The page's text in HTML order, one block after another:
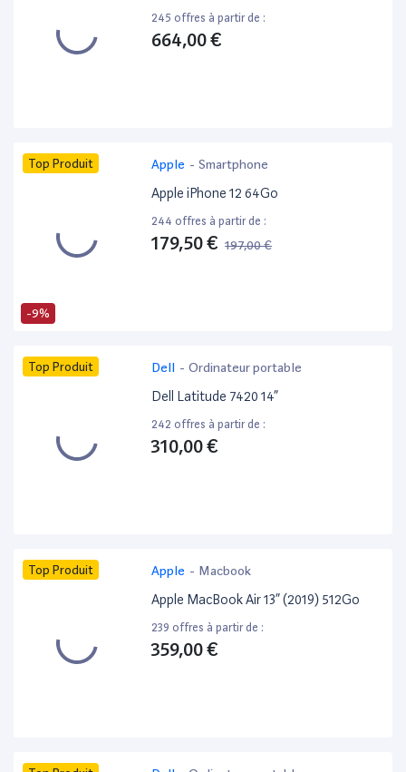
245 offres à partir de :
664,00 €
-9%
Top Produit Apple - Smartphone
Apple iPhone 12 64Go
244 offres à partir de :
179,50 € 197,00 €
Top Produit Dell - Ordinateur portable
Dell Latitude 7420 14”
242 offres à partir de :
310,00 €
Top Produit Apple - Macbook
Apple MacBook Air 13” (2019) 512Go
239 offres à partir de :
359,00 €